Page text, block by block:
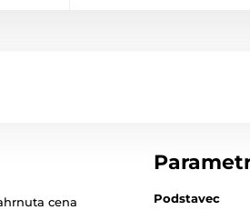
cena
Podstavec